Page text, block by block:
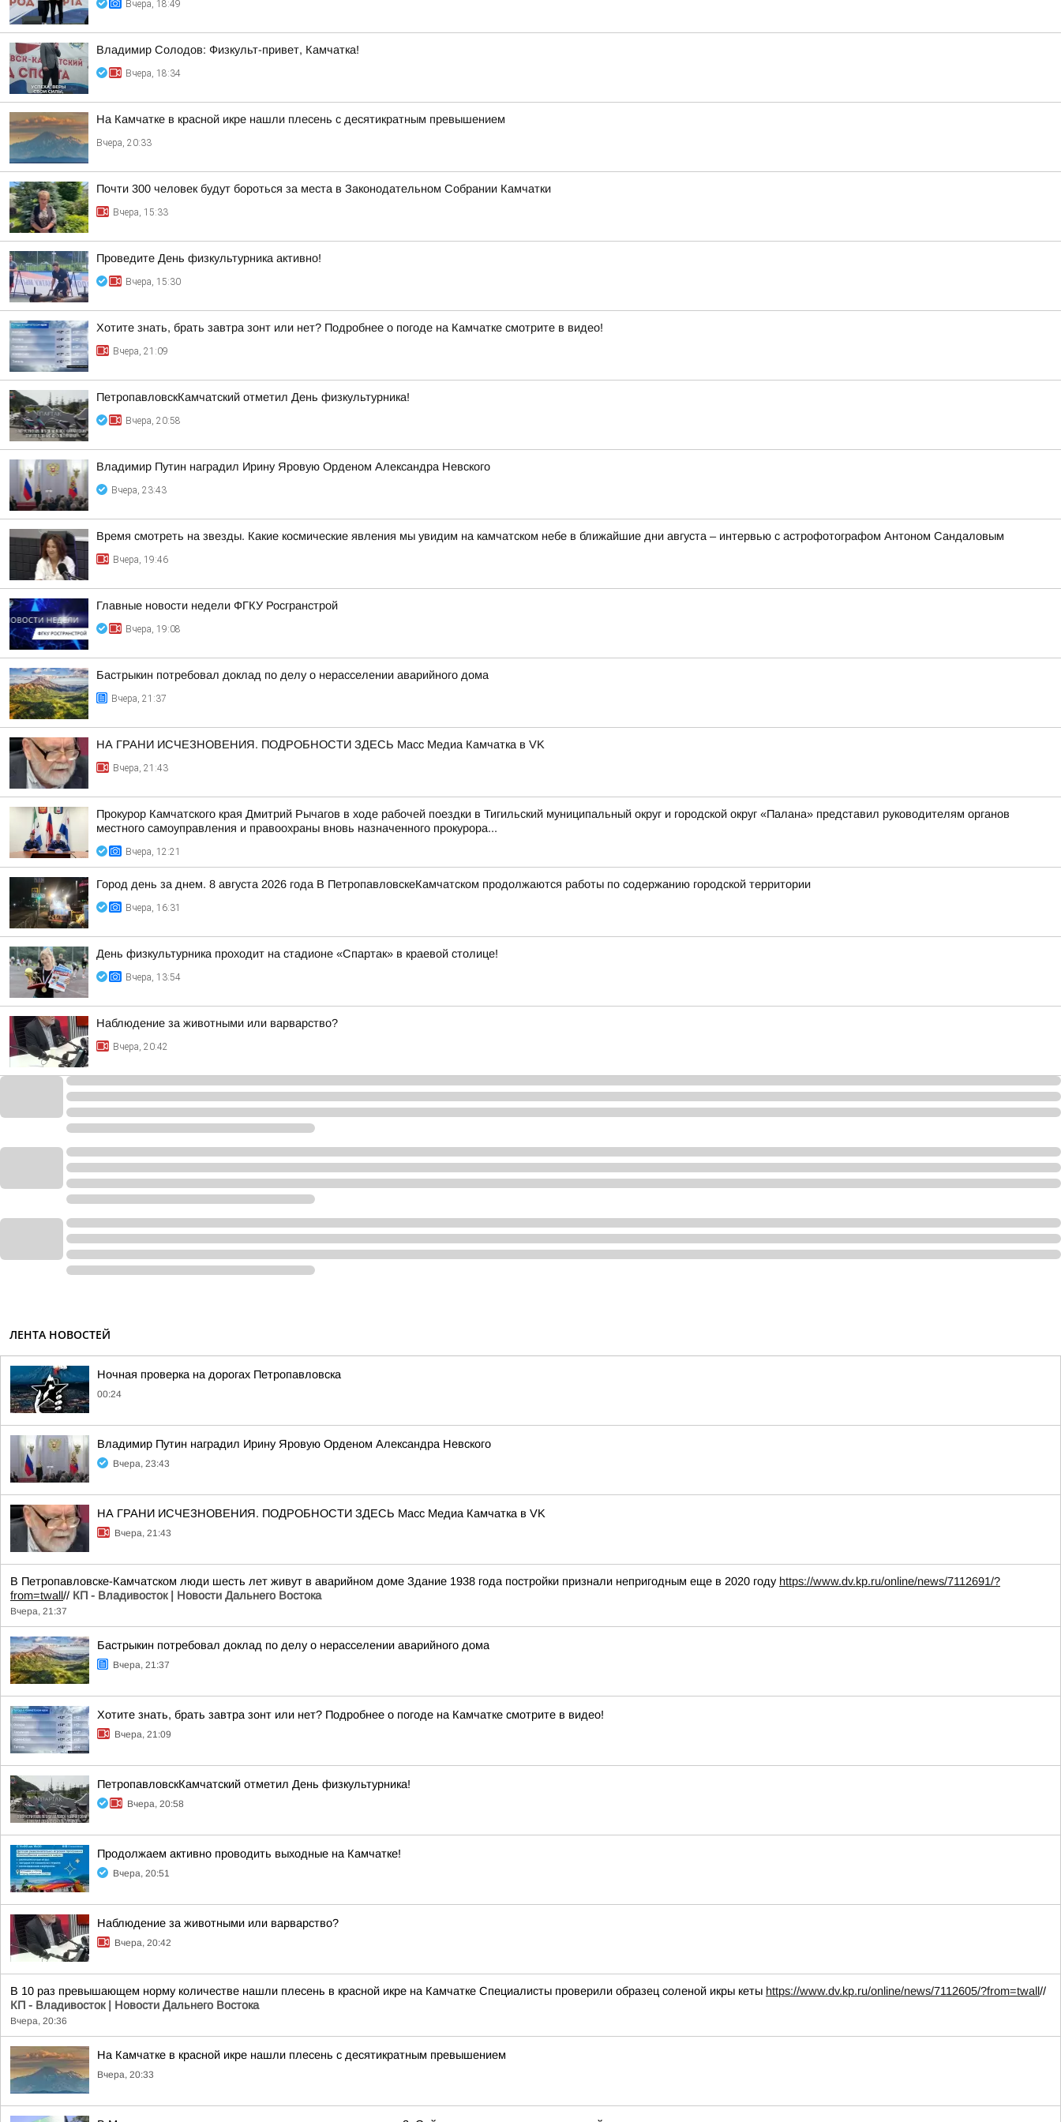
Вчера, 18:49
Владимир Солодов: Физкульт-привет, Камчатка!
Вчера, 18:34
На Камчатке в красной икре нашли плесень с десятикратным превышением
Вчера, 20:33
Почти 300 человек будут бороться за места в Законодательном Собрании Камчатки
Вчера, 15:33
Проведите День физкультурника активно!
Вчера, 15:30
Хотите знать, брать завтра зонт или нет? Подробнее о погоде на Камчатке смотрите в видео!
Вчера, 21:09
ПетропавловскКамчатский отметил День физкультурника!
Вчера, 20:58
Владимир Путин наградил Ирину Яровую Орденом Александра Невского
Вчера, 23:43
Время смотреть на звезды. Какие космические явления мы увидим на камчатском небе в ближайшие дни августа – интервью с астрофотографом Антоном Сандаловым
Вчера, 19:46
Главные новости недели ФГКУ Росгранстрой
Вчера, 19:08
Бастрыкин потребовал доклад по делу о нерасселении аварийного дома
Вчера, 21:37
НА ГРАНИ ИСЧЕЗНОВЕНИЯ. ПОДРОБНОСТИ ЗДЕСЬ Масс Медиа Камчатка в VK
Вчера, 21:43
Прокурор Камчатского края Дмитрий Рычагов в ходе рабочей поездки в Тигильский муниципальный округ и городской округ «Палана» представил руководителям органов
местного самоуправления и правоохраны вновь назначенного прокурора...
Вчера, 12:21
Город день за днем. 8 августа 2026 года В ПетропавловскеКамчатском продолжаются работы по содержанию городской территории
Вчера, 16:31
День физкультурника проходит на стадионе «Спартак» в краевой столице!
Вчера, 13:54
Наблюдение за животными или варварство?
Вчера, 20:42
ЛЕНТА НОВОСТЕЙ
Ночная проверка на дорогах Петропавловска
00:24
Владимир Путин наградил Ирину Яровую Орденом Александра Невского
Вчера, 23:43
НА ГРАНИ ИСЧЕЗНОВЕНИЯ. ПОДРОБНОСТИ ЗДЕСЬ Масс Медиа Камчатка в VK
Вчера, 21:43
В Петропавловске-Камчатском люди шесть лет живут в аварийном доме Здание 1938 года постройки признали непригодным еще в 2020 году https://www.dv.kp.ru/online/news/7112691/?
from=twall// КП - Владивосток | Новости Дальнего Востока
Вчера, 21:37
Бастрыкин потребовал доклад по делу о нерасселении аварийного дома
Вчера, 21:37
Хотите знать, брать завтра зонт или нет? Подробнее о погоде на Камчатке смотрите в видео!
Вчера, 21:09
ПетропавловскКамчатский отметил День физкультурника!
Вчера, 20:58
Продолжаем активно проводить выходные на Камчатке!
Вчера, 20:51
Наблюдение за животными или варварство?
Вчера, 20:42
В 10 раз превышающем норму количестве нашли плесень в красной икре на Камчатке Специалисты проверили образец соленой икры кеты https://www.dv.kp.ru/online/news/7112605/?from=twall//
КП - Владивосток | Новости Дальнего Востока
Вчера, 20:36
На Камчатке в красной икре нашли плесень с десятикратным превышением
Вчера, 20:33